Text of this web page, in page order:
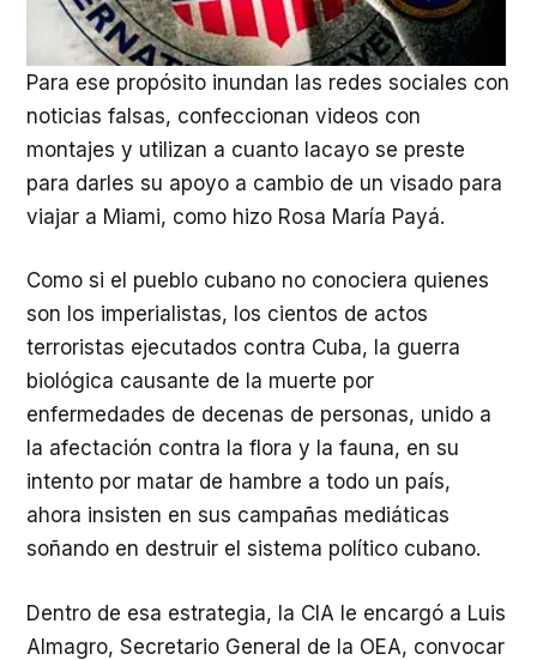
Para ese propósito inundan las redes sociales con
noticias falsas, confeccionan videos con
montajes y utilizan a cuanto lacayo se preste
para darles su apoyo a cambio de un visado para
viajar a Miami, como hizo Rosa María Payá.
Como si el pueblo cubano no conociera quienes
son los imperialistas, los cientos de actos
terroristas ejecutados contra Cuba, la guerra
biológica causante de la muerte por
enfermedades de decenas de personas, unido a
la afectación contra la flora y la fauna, en su
intento por matar de hambre a todo un país,
ahora insisten en sus campañas mediáticas
soñando en destruir el sistema político cubano.
Dentro de esa estrategia, la CIA le encargó a Luis
Almagro, Secretario General de la OEA, convocar